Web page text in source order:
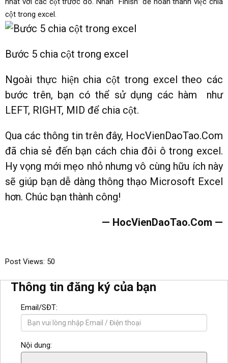
cột trong excel.
Bước 5 chia cột trong excel
Ngoài thực hiện chia cột trong excel theo các
bước trên, bạn có thể sử dụng các hàm như
LEFT, RIGHT, MID để chia cột.
Qua các thông tin trên đây, HocVienDaoTao.Com
đã chia sẻ đến bạn cách chia đôi ô trong excel.
Hy vọng mới mẹo nhỏ nhưng vô cùng hữu ích này
sẽ giúp bạn dễ dàng thông thạo Microsoft Excel
hơn. Chúc bạn thành công!
— HocVienDaoTao.Com —
Post Views: 50
Thông tin đăng ký của bạn
Email/SĐT:
Nội dung: